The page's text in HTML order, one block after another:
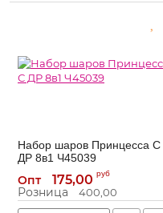
Набор шаров Принцесса С
ДР 8в1 Ч45039
Артикул: Ч45039
Опт 175,00 руб
Розница 400,00